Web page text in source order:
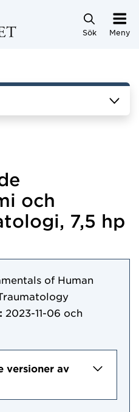
Sök Meny
och
7,5 hp
of Human
2023-11-06 och
versioner av